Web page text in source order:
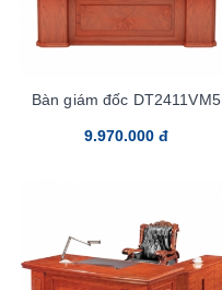
Bàn giám đốc DT2411VM5
9.970.000 đ